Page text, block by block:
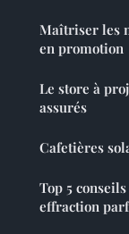
Maîtriser les
en promotion
Le store à
assurés
Cafetières
Top 5
effraction